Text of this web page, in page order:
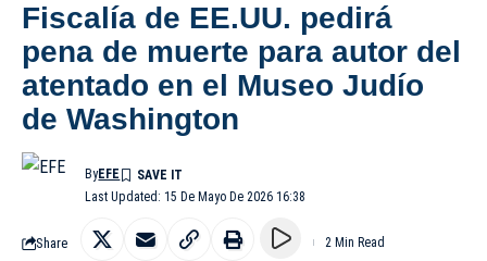
Fiscalía de EE.UU. pedirá
pena de muerte para autor del
atentado en el Museo Judío
de Washington
Last Updated: 15 De Mayo De 2026 16:38
ByEFE
Share 2 Min Read